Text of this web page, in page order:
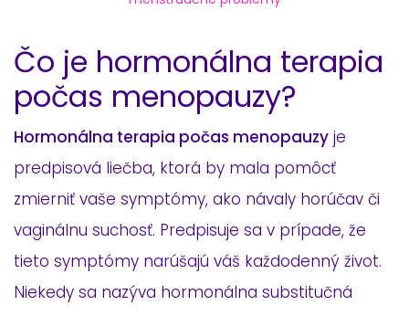
Čo je hormonálna terapia
počas menopauzy?
Hormonálna terapia počas menopauzy je
predpisová liečba, ktorá by mala pomôcť
zmierniť vaše symptómy, ako návaly horúčav či
vaginálnu suchosť. Predpisuje sa v prípade, že
tieto symptómy narúšajú váš každodenný život.
Niekedy sa nazýva hormonálna substitučná